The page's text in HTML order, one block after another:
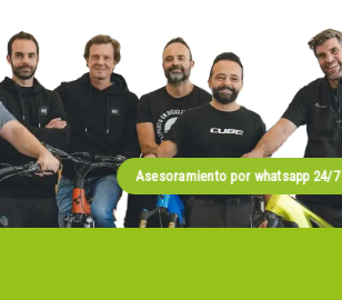
Asesoramiento por whatsapp 24/7